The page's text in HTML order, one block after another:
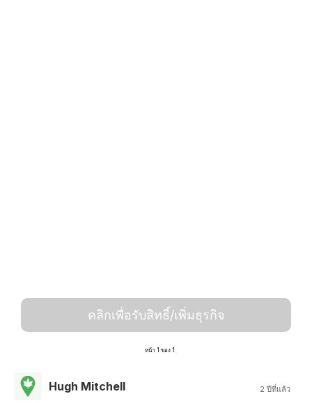
คลิกเพื่อรับสิทธิ์/เพิ่มธุรกิจ
หน้า 1 ของ 1
Hugh Mitchell 2 ปีที่แล้ว